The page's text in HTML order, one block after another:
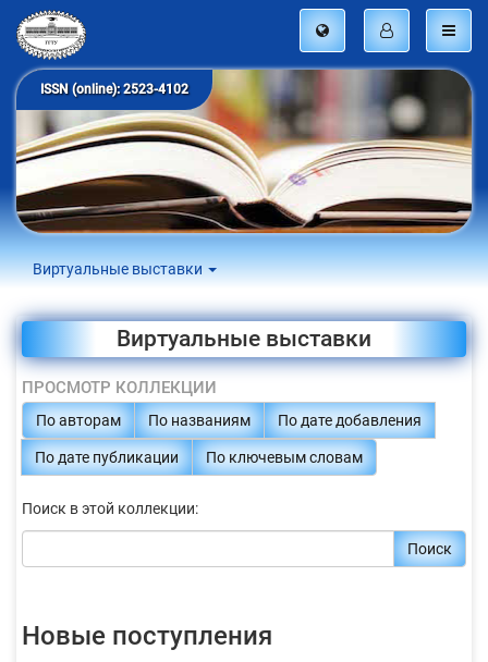
ISSN (online): 2523-4102
Виртуальные выставки
Виртуальные выставки
ПРОСМОТР КОЛЛЕКЦИИ
По авторам По названиям По дате добавления
По дате публикации По ключевым словам
Поиск в этой коллекции:
Поиск
Новые поступления